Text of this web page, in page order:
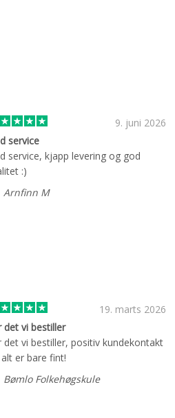
9. juni 2026
service
service, kjapp levering og god
:)
Arnfinn M
19. marts 2026
det vi bestiller
det vi bestiller, positiv kundekontakt
er bare fint!
Bømlo Folkehøgskule